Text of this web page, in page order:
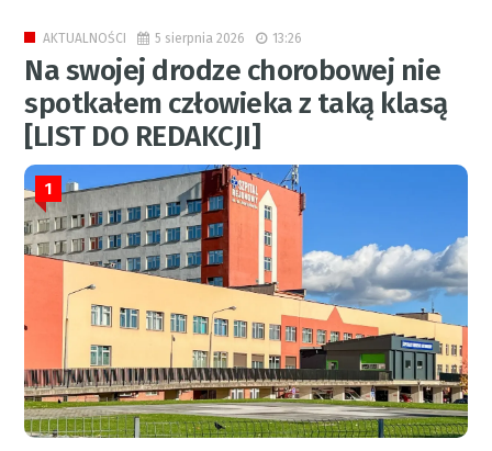
AKTUALNOŚCI 5 sierpnia 2026 13:26
Na swojej drodze chorobowej nie
spotkałem człowieka z taką klasą
[LIST DO REDAKCJI]
1